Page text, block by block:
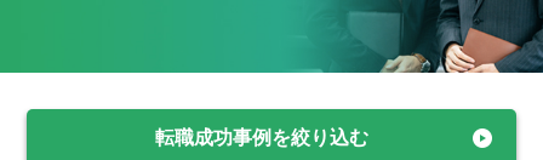
公認会計士試験合格向けの求人
USCPA（米国公認会計士）の求人
女性会計士の転職
転職成功事例を絞り込む